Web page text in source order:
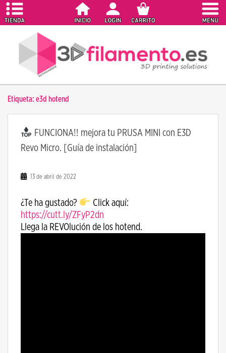
Etiqueta: e3d hotend
FUNCIONA!! mejora tu PRUSA MINI con E3D
Revo Micro. [Guía de instalación]
13 de abril de 2022
¿Te ha gustado?
Click aquí:
https://cutt.ly/ZFyP2dn
Llega la REVOlución de los hotend.